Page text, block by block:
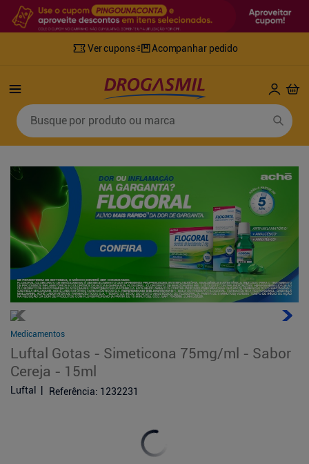
Ver cupons Acompanhar pedido
Busque por produto ou marca
Medicamentos
Luftal Gotas - Simeticona 75mg/ml - Sabor
Cereja - 15ml
Luftal Referência: 1232231
Termos mais buscados
retinol
mounjaro
5º fralda geriatrica
8º
tylenol
9º
fralda xg
shampoo